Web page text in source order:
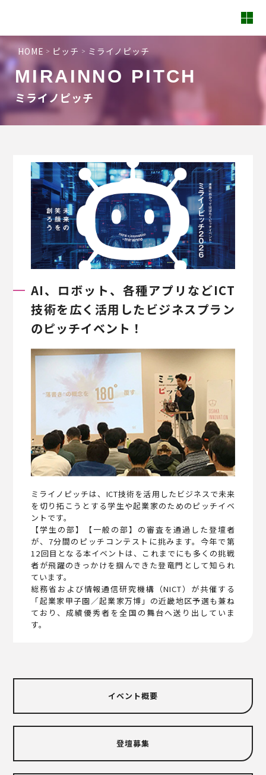
HOME ピッチ ミライノピッチ
MIRAINNO PITCH
ミライノピッチ
AI、ロボット、各種アプリなどICT
技術を広く活用したビジネスプラン
のピッチイベント！
ミライノピッチは、ICT技術を活用したビジネスで未来
を切り拓こうとする学生や起業家のためのピッチイベ
ントです。
【学生の部】【一般の部】の審査を通過した登壇者
が、7分間のピッチコンテストに挑みます。今年で第
12回目となる本イベントは、これまでにも多くの挑戦
者が飛躍のきっかけを掴んできた登竜門として知られ
ています。
総務省および情報通信研究機構（NICT）が共催する
「起業家甲子園／起業家万博」の近畿地区予選も兼ね
ており、成績優秀者を全国の舞台へ送り出していま
す。
イベント概要
登壇募集